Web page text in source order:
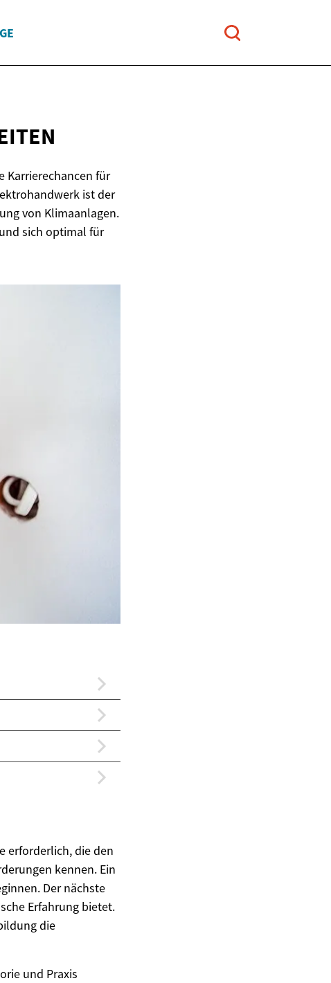
Karrierechancen für
ist der
von Klimaanlagen.
sich optimal für
erforderlich, die den
kennen. Ein
Der nächste
Erfahrung bietet.
die
und Praxis